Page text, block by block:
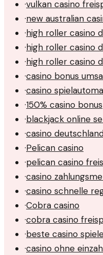
·vulkan casino
·new australian
·high roller casino
·high roller casino
·high roller casino
·casino bonus
·casino
·150% casino bonus
·blackjack online
·casino
·Pelican casino
·pelican casino
·casino
·casino schnelle
·Cobra casino
·cobra casino
·beste casino
·casino ohne